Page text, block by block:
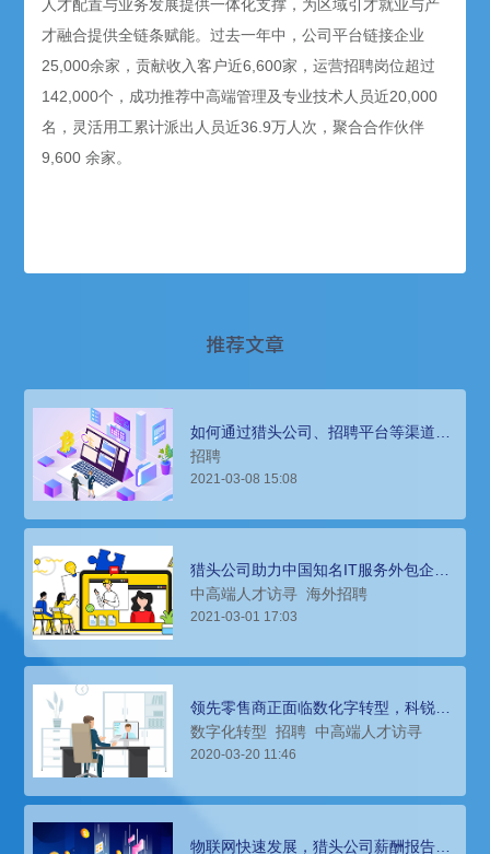
人才配置与业务发展提供一体化支撑，为区域引才就业与产
才融合提供全链条赋能。过去一年中，公司平台链接企业
25,000余家，贡献收入客户近6,600家，运营招聘岗位超过
142,000个，成功推荐中高端管理及专业技术人员近20,000
名，灵活用工累计派出人员近36.9万人次，聚合合作伙伴
9,600 余家。
推荐文章
如何通过猎头公司、招聘平台等渠道对
外进行市场人才对标？
招聘
2021-03-08 15:08
猎头公司助力中国知名IT服务外包企
业“出海”，破解招聘难题
中高端人才访寻 海外招聘
2021-03-01 17:03
领先零售商正面临数化字转型，科锐猎
头公司帮助搭建专业团队
数字化转型 招聘 中高端人才访寻
2020-03-20 11:46
物联网快速发展，猎头公司薪酬报告洞